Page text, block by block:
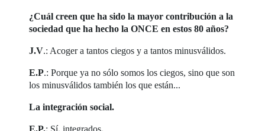
¿Cuál creen que ha sido la mayor contribución a la
sociedad que ha hecho la ONCE en estos 80 años?
J.V.: Acoger a tantos ciegos y a tantos minusválidos.
E.P.: Porque ya no sólo somos los ciegos, sino que son
los minusválidos también los que están...
La integración social.
E.P.: Sí, integrados.